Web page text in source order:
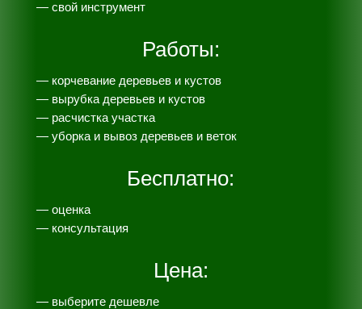
— свой инструмент
Работы:
— корчевание деревьев и кустов
— вырубка деревьев и кустов
— расчистка участка
— уборка и вывоз деревьев и веток
Бесплатно:
— оценка
— консультация
Цена:
— выберите дешевле